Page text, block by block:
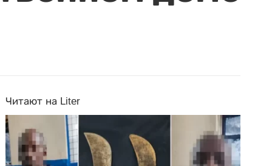
Читают на Liter